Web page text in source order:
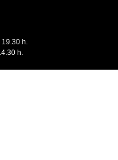
19.30 h.
h.